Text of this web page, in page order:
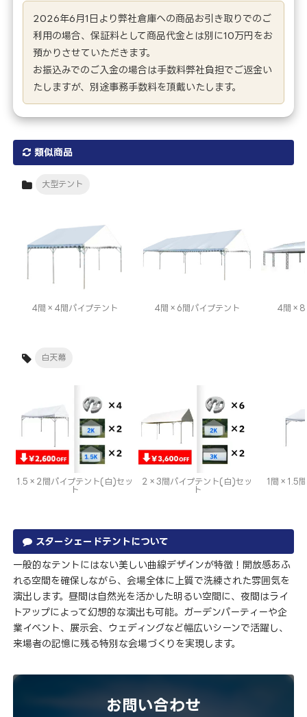
2026年6月1日より弊社倉庫への商品お引き取りでのご
利用の場合、保証料として商品代金とは別に10万円をお
預かりさせていただきます。
お振込みでのご入金の場合は手数料弊社負担でご返金い
たしますが、別途事務手数料を頂戴いたします。
類似商品
大型テント
4間×4間パイプテント 4間×6間パイプテント 4間×8
白天幕
1.5×2間パイプテント(白)セッ
ト
2×3間パイプテント(白)セッ
ト
1間×1.5
スターシェードテントについて
一般的なテントにはない美しい曲線デザインが特徴！開放感あふ
れる空間を確保しながら、会場全体に上質で洗練された雰囲気を
演出します。昼間は自然光を活かした明るい空間に、夜間はライ
トアップによって幻想的な演出も可能。ガーデンパーティーや企
業イベント、展示会、ウェディングなど幅広いシーンで活躍し、
来場者の記憶に残る特別な会場づくりを実現します。
お問い合わせ